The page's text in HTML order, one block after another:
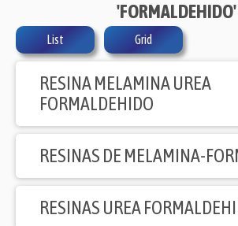
'FORMALDEHIDO'
List Grid
RESINA MELAMINA UREA
FORMALDEHIDO
RESINAS DE MELAMINA-
RESINAS UREA